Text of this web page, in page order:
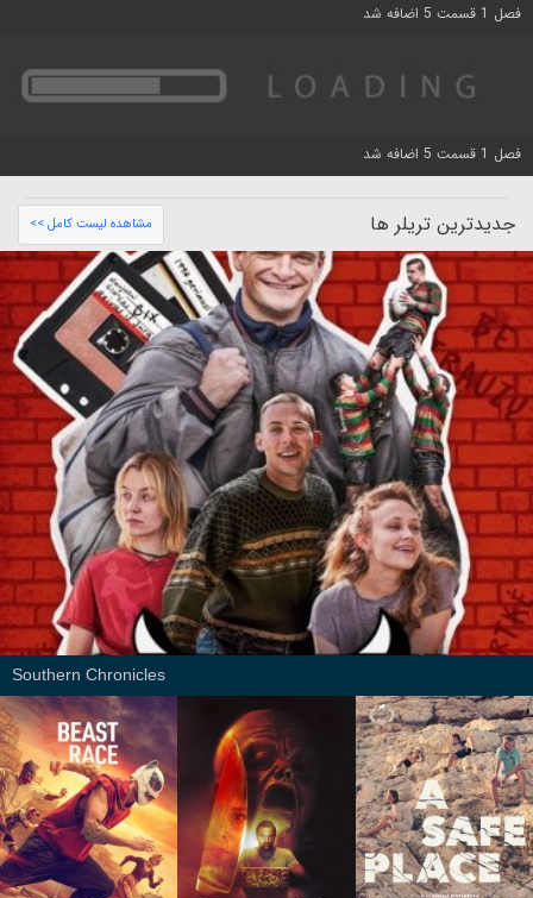
فصل 1 قسمت 5 اضافه شد
فصل 1 قسمت 5 اضافه شد
جدیدترین تریلر ها مشاهده لیست کامل >>
Southern Chronicles